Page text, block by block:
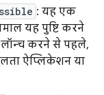
: यह एक
यह पुष्टि करने
करने से पहले,
ऐप्लिकेशन या